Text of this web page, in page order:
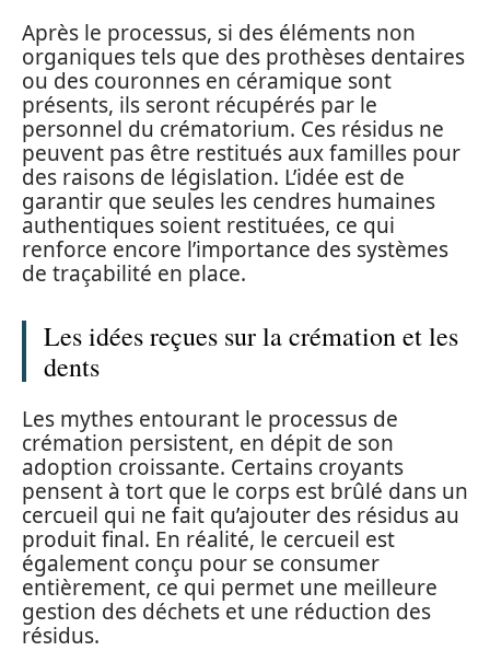
Après le processus, si des éléments non
organiques tels que des prothèses dentaires
ou des couronnes en céramique sont
présents, ils seront récupérés par le
personnel du crématorium. Ces résidus ne
peuvent pas être restitués aux familles pour
des raisons de législation. L’idée est de
garantir que seules les cendres humaines
authentiques soient restituées, ce qui
renforce encore l’importance des systèmes
de traçabilité en place.
Les idées reçues sur la crémation et les
dents
Les mythes entourant le processus de
crémation persistent, en dépit de son
adoption croissante. Certains croyants
pensent à tort que le corps est brûlé dans un
cercueil qui ne fait qu’ajouter des résidus au
produit final. En réalité, le cercueil est
également conçu pour se consumer
entièrement, ce qui permet une meilleure
gestion des déchets et une réduction des
résidus.